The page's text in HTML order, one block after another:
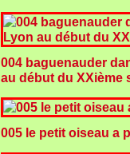
004 baguenauder
au début du XXième
005 le petit oiseau a